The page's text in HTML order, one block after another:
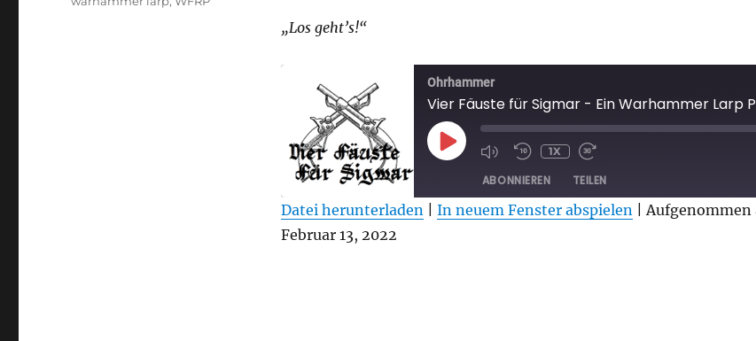
„Los geht’s!“
Ohrhammer
PLAY
EPISODE
1X
ABONNIEREN TEILEN
TEILEN
Datei herunterladen| In neuem Fenster abspielen|Aufgenommen
Februar 13, 2022